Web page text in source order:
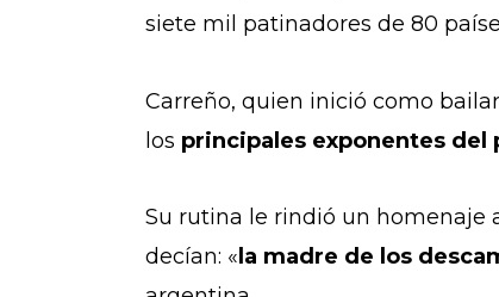
siete mil patinadores de 80
Carreño, quien inició como
los principales exponentes del
Su rutina le rindió un homenaje
decían: « la madre de los